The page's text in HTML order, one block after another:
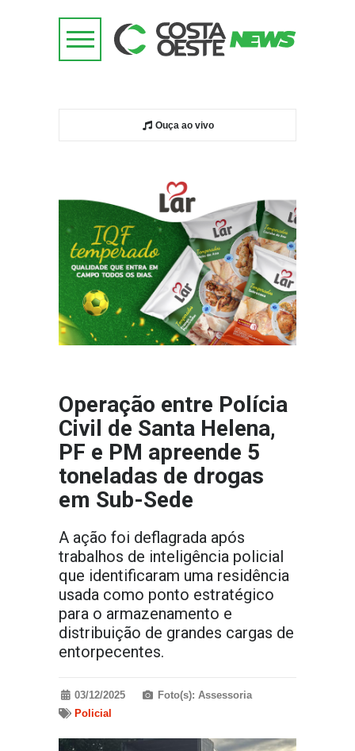
Ouça ao vivo
Operação entre Polícia
Civil de Santa Helena,
PF e PM apreende 5
toneladas de drogas
em Sub-Sede
A ação foi deflagrada após
trabalhos de inteligência policial
que identificaram uma residência
usada como ponto estratégico
para o armazenamento e
distribuição de grandes cargas de
entorpecentes.
03/12/2025
Foto(s): Assessoria
Policial